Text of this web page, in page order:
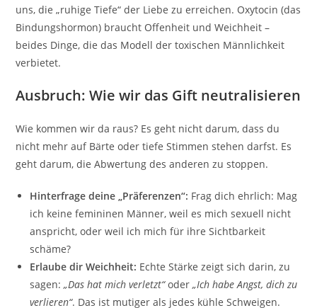
uns, die „ruhige Tiefe“ der Liebe zu erreichen. Oxytocin (das
Bindungshormon) braucht Offenheit und Weichheit –
beides Dinge, die das Modell der toxischen Männlichkeit
verbietet.
Ausbruch: Wie wir das Gift neutralisieren
Wie kommen wir da raus? Es geht nicht darum, dass du
nicht mehr auf Bärte oder tiefe Stimmen stehen darfst. Es
geht darum, die Abwertung des anderen zu stoppen.
Hinterfrage deine „Präferenzen“: Frag dich ehrlich: Mag
ich keine femininen Männer, weil es mich sexuell nicht
anspricht, oder weil ich mich für ihre Sichtbarkeit
schäme?
Erlaube dir Weichheit: Echte Stärke zeigt sich darin, zu
sagen:„Das hat mich verletzt“oder„Ich habe Angst, dich zu
verlieren“. Das ist mutiger als jedes kühle Schweigen.